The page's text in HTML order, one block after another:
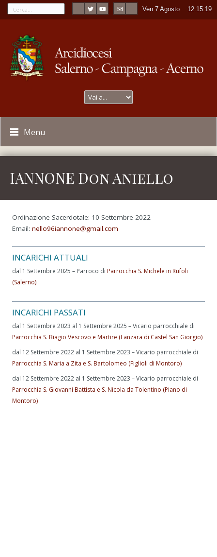
Ven 7 Agosto 12:15:19
Menu
IANNONE Don Aniello
Ordinazione Sacerdotale: 10 Settembre 2022
Email: nello96iannone@gmail.com
INCARICHI ATTUALI
dal 1 Settembre 2025 – Parroco di Parrocchia S. Michele in Rufoli
(Salerno)
INCARICHI PASSATI
dal 1 Settembre 2023 al 1 Settembre 2025 – Vicario parrocchiale di
Parrocchia S. Biagio Vescovo e Martire (Lanzara di Castel San Giorgio)
dal 12 Settembre 2022 al 1 Settembre 2023 – Vicario parrocchiale di
Parrocchia S. Maria a Zita e S. Bartolomeo (Figlioli di Montoro)
dal 12 Settembre 2022 al 1 Settembre 2023 – Vicario parrocchiale di
Parrocchia S. Giovanni Battista e S. Nicola da Tolentino (Piano di
Montoro)